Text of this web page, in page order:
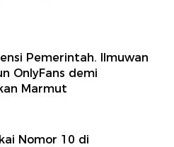
Pemerintah. Ilmuwan
OnlyFans demi
Marmut
Nomor 10 di